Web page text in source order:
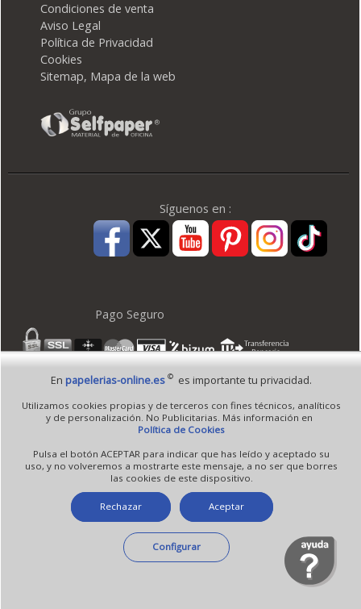
Condiciones de venta
Aviso Legal
Política de Privacidad
Cookies
Sitemap, Mapa de la web
Síguenos en :
Pago Seguro
© 1995 - 2026 Grupo Selfpaper. Todos los derechos reservados
©papelerias-online.es, y las webs de ©gruposelfpaper.org están gestionadas, y son
propiedad de :
Mercantil de Valencia ( España ) CEE:
Tomo 7263, Libro 4565, Folio 1, Sección 8, Hoja V-85203.
applewebkit/537.36 (khtml, like gecko) chrome/131.0.0.0 mobile
safari/537.36; claudebot/1.0; +claudebot@anthropic.com) - Google
En papelerias-online.es © es importante tu privacidad.
Utilizamos cookies propias y de terceros con fines técnicos, analíticos
y de personalización. No Publicitarias. Más información en
Política de Cookies
Pulsa el botón ACEPTAR para indicar que has leído y aceptado su
uso, y no volveremos a mostrarte este mensaje, a no ser que borres
las cookies de este dispositivo.
Rechazar Aceptar
Configurar